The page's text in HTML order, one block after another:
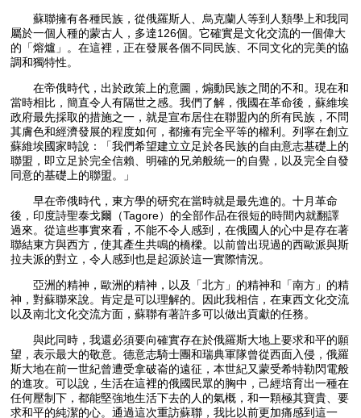
蘇聯擁有各種民族，從俄羅斯人、烏克蘭人等到人類學上和我同
屬於一個人種的蒙古人，多達126個。它確實是文化交流的一個偉大
的「熔爐」。在這裡，正在發展各個不同民族、不同文化的完美的協
調和獨特性。
在帝俄時代，出於政策上的意圖，煽動民族之間的不和。現在和
當時相比，簡直令人有隔世之感。我們了解，俄國在革命後，蘇維埃
政府最先採取的措施之一，就是宣布居住在聯盟內的所有民族，不問
其膚色和經濟發展的程度如何，都擁有完全平等的權利。列寧在創立
蘇維埃國家時說：「我們希望建立立足於各民族的自由意志基礎上的
聯盟，即立足於完全信賴、明確的兄弟般統一的自覺，以及完全自發
同意的基礎上的聯盟。」
早在帝俄時代，東方學的研究在當時就是最先進的。十月革命
後，印度詩聖泰戈爾（Tagore）的全部作品在很短的時間內就翻譯
過來。從這些事實來看，不能不令人感到，在俄國人的心中是存在著
聯結東方與西方，使其產生共鳴的橋樑。以前曾出現過的西歐派與斯
拉夫派的對立，令人感到也是起源於這一實際情況。
亞洲的精神，歐洲的精神，以及「北方」的精神和「南方」的精
神，對蘇聯來說。肯定是可以理解的。因此我相信，在東西文化交流
以及南北文化交流方面，蘇聯有著許多可以做出貢獻的任務。
與此同時，我還必須要向確實存在於俄羅斯大地上要求和平的願
望，表示最大的敬意。德意志騎士團和瑞典軍隊曾從西面入侵，俄羅
斯大地在前一世紀曾遭受拿破崙的遠征，本世紀又蒙受希特勒閃電般
的進攻。可以說，生活在這裡的俄國民眾的胸中，己經培育出一種在
任何壓制下，都能堅強地生活下去的人的氣概，和一顆極其寶貴、要
求和平的純潔的心。通過這次重訪蘇聯，我比以前更加痛感到這一